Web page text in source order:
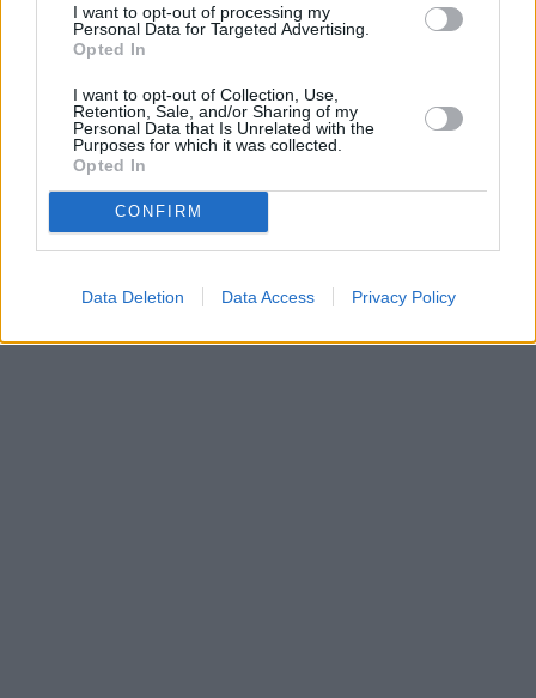
I want to opt-out of processing my
Personal Data for Targeted Advertising.
Opted In
I want to opt-out of Collection, Use,
Retention, Sale, and/or Sharing of my
Personal Data that Is Unrelated with the
Purposes for which it was collected.
Opted In
CONFIRM
Data Deletion Data Access Privacy Policy